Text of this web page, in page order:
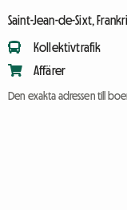
Saint-Jean-de-Sixt,
Kollektivtrafik
Affärer
Den exakta adressen till